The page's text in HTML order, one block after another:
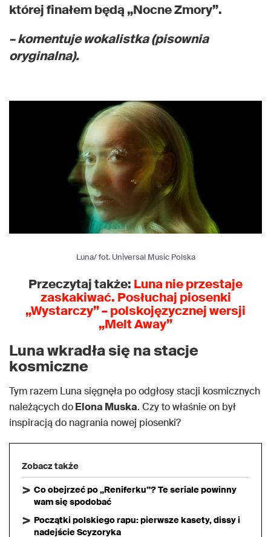
której finałem będą „Nocne Zmory”.
– komentuje wokalistka (pisownia
oryginalna).
Luna/ fot. Universal Music Polska
Przeczytaj także: Luna nie przestaje
zaskakiwać. Posłuchaj piosenki
„Wystarczy” – polskojęzycznej wersji
„Melt Away”
Luna wkradła się na stacje
kosmiczne
Tym razem Luna sięgnęła po odgłosy stacji kosmicznych
należących doElona Muska. Czy to właśnie on był
inspiracją do nagrania nowej piosenki?
Zobacz także
Co obejrzeć po „Reniferku”? Te seriale powinny
wam się spodobać
Początki polskiego rapu: pierwsze kasety, dissy i
nadejście Scyzoryka